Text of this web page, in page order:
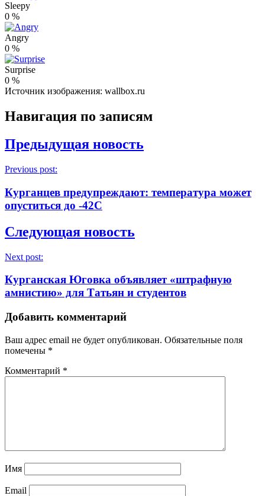
Sleepy
0 %
Angry
0 %
Surprise
0 %
Источник изображения: wallbox.ru
Навигация по записям
Предыдущая новость
Previous post:
Курганцев предупреждают: температура может
опуститься до -42С
Следующая новость
Next post:
Курганская Юговка объявляет «штрафную
амнистию» для Татьян и студентов
Добавить комментарий
Ваш адрес email не будет опубликован. Обязательные поля
помечены *
Комментарий *
Имя
Email